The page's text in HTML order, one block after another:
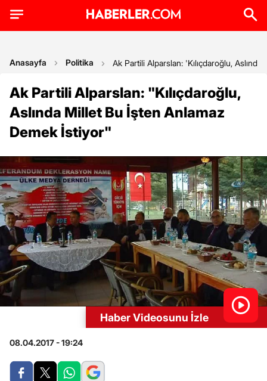
Anasayfa Politika Ak Partili Alparslan: 'Kılıçdaroğlu,
Ak Partili Alparslan: "Kılıçdaroğlu,
Aslında Millet Bu İşten Anlamaz
Demek İstiyor"
Haber Videosunu İzle
08.04.2017 - 19:24